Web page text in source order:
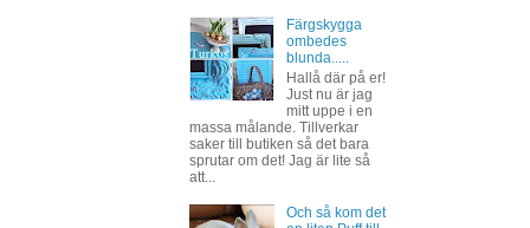
Färgskygga
ombedes
blunda.....
Hallå där på er!
Just nu är jag
mitt uppe i en
massa målande. Tillverkar
saker till butiken så det bara
sprutar om det! Jag är lite så
att...
Och så kom det